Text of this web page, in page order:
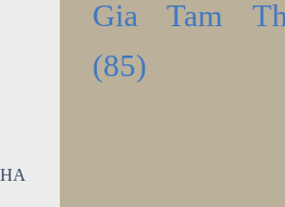
Gia Tam
(85)